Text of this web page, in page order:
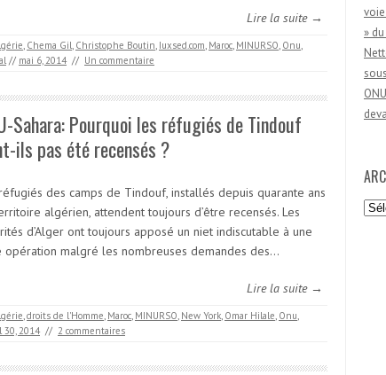
Lire la suite →
, Chema Gil, Christophe Boutin, Iuxsed.com, Maroc, MINURSO, Onu,
// mai 6, 2014 // Un commentaire
Sahara: Pourquoi les réfugiés de Tindouf
ils pas été recensés ?
des camps de Tindouf, installés depuis quarante ans
algérien, attendent toujours d’être recensés. Les
d’Alger ont toujours apposé un niet indiscutable à une
opération malgré les nombreuses demandes des…
Lire la suite →
,droits de l'Homme, Maroc, MINURSO, New York, Omar Hilale, Onu,
30, 2014 // 2 commentaires
»